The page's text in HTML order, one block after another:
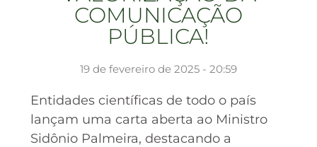
COMUNICAÇÃO
PÚBLICA!
19 de fevereiro de 2025 - 20:59
Entidades científicas de todo o país
lançam uma carta aberta ao Ministro
Sidônio Palmeira, destacando a